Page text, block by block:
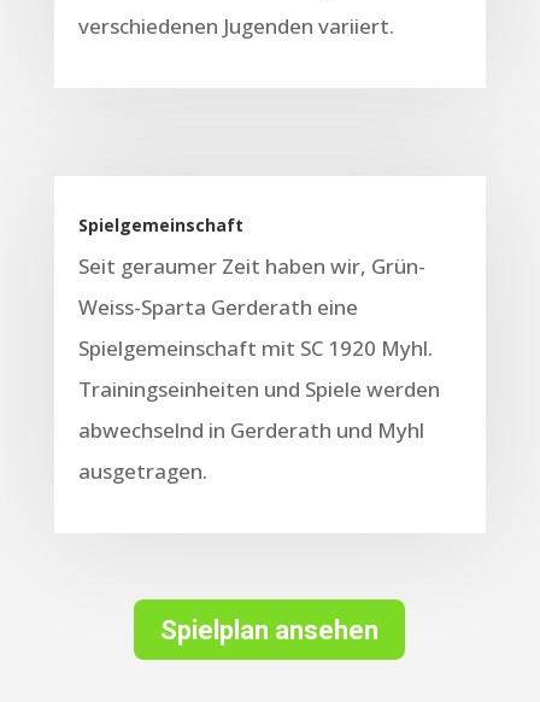
verschiedenen Jugenden variiert.
Spielgemeinschaft
Seit geraumer Zeit haben wir, Grün-
Weiss-Sparta Gerderath eine
Spielgemeinschaft mit SC 1920 Myhl.
Trainingseinheiten und Spiele werden
abwechselnd in Gerderath und Myhl
ausgetragen.
Spielplan ansehen